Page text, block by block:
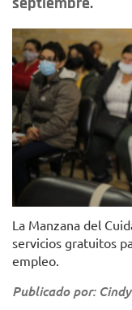
La Manzana del
servicios gratuitos
empleo.
Publicado por: